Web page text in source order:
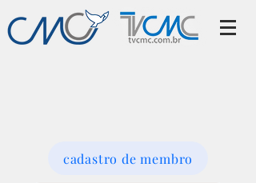
cadastro de membro